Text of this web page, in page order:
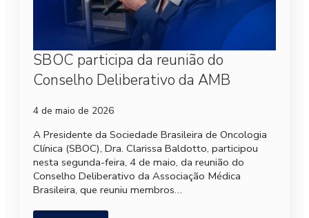
SBOC participa da reunião do
Conselho Deliberativo da AMB
4 de maio de 2026
A Presidente da Sociedade Brasileira de Oncologia
Clínica (SBOC), Dra. Clarissa Baldotto, participou
nesta segunda-feira, 4 de maio, da reunião do
Conselho Deliberativo da Associação Médica
Brasileira, que reuniu membros…